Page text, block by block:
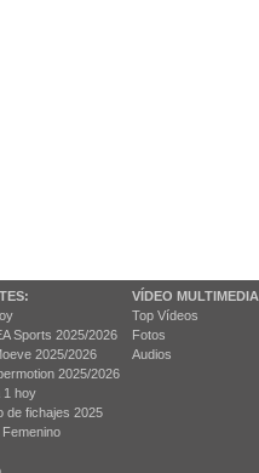
Sports 2025/2026
2025/2026
2025/2026
1 hoy
de fichajes 2025
VÍDEO MULTIMEDIA
Top Vídeos
Fotos
Audios